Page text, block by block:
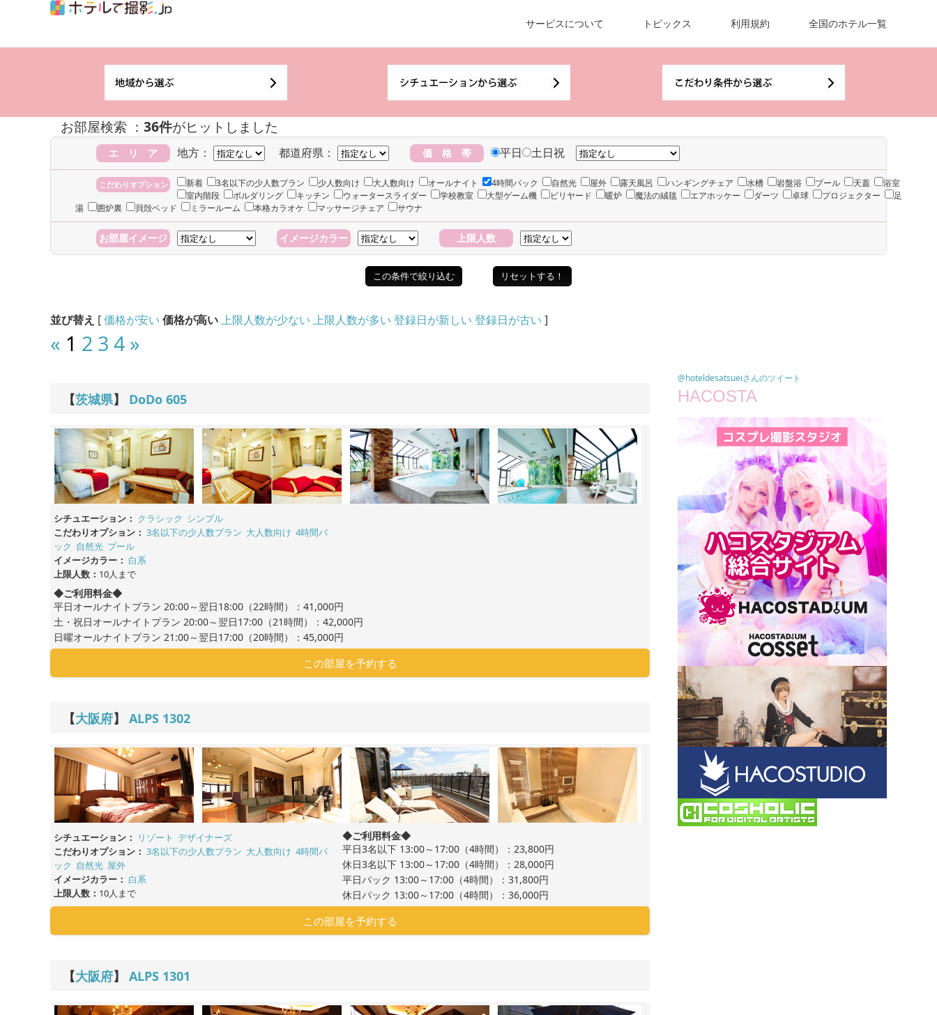
サービスについて トピックス 利用規約 全国のホテル一覧
お部屋検索 ： 36件がヒットしました
エ リ ア 地方： 都道府県： 価 格 帯 平日 土日祝
こだわりオプション 新着 3名以下の少人数プラン 少人数向け 大人数向け オールナイト 4時間パック 自然光 屋外 露天風呂 ハンギングチェア 水槽 岩盤浴 プール 天蓋
浴室
室内階段
ボルダリング キッチン ウォータースライダー 学校教室 大型ゲーム機 ビリヤード 暖炉 魔法の絨毯 エアホッケー ダーツ 卓球 プロジェクター
足
湯
囲炉裏 貝殻ベッド ミラールーム 本格カラオケ マッサージチェア サウナ
お部屋イメージ イメージカラー 上限人数
並び替え [価格が安い 価格が高い上限人数が少ない 上限人数が多い 登録日が新しい 登録日が古い ]
« 1 2 3 4 »
【茨城県】 DoDo 605
シチュエーション： クラシック シンプル
こだわりオプション： 3名以下の少人数プラン 大人数向け 4時間パ
ック 自然光 プール
イメージカラー： 白系
上限人数： 10人まで
◆ご利用料金◆
平日オールナイトプラン 20:00～翌日18:00（22時間）：41,000円
土・祝日オールナイトプラン 20:00～翌日17:00（21時間）：42,000円
日曜オールナイトプラン 21:00～翌日17:00（20時間）：45,000円
この部屋を予約する
【大阪府】 ALPS 1302
シチュエーション： リゾート デザイナーズ
こだわりオプション： 3名以下の少人数プラン 大人数向け 4時間パ
ック 自然光 屋外
イメージカラー： 白系
上限人数： 10人まで
◆ご利用料金◆
平日3名以下 13:00～17:00（4時間）：23,800円
休日3名以下 13:00～17:00（4時間）：28,000円
平日パック 13:00～17:00（4時間）：31,800円
休日パック 13:00～17:00（4時間）：36,000円
この部屋を予約する
【大阪府】 ALPS 1301
@hoteldesatsueiさんのツイート
HACOSTA